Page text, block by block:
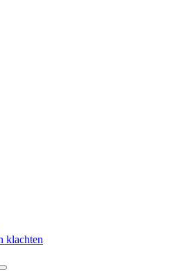
klachten